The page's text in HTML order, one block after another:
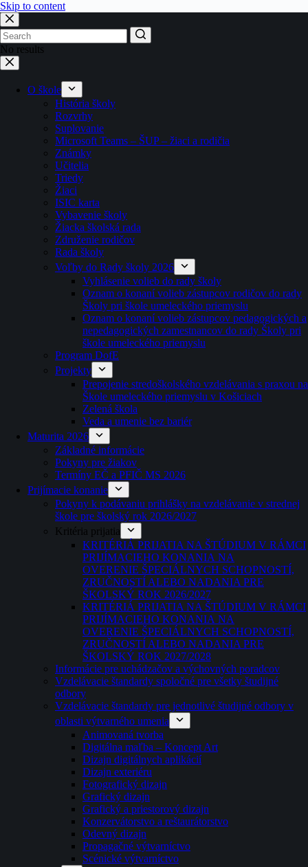
Skip to content
No results
O škole
História školy
Rozvrhy
Suplovanie
Microsoft Teams – ŠUP – žiaci a rodičia
Známky
Učitelia
Triedy
Žiaci
ISIC karta
Vybavenie školy
Žiacka školská rada
Združenie rodičov
Rada školy
Voľby do Rady školy 2026
Vyhlásenie volieb do rady školy
Oznam o konaní volieb zástupcov rodičov do rady
Školy pri škole umeleckého priemyslu
Oznam o konaní volieb zástupcov pedagogických a
nepedagogických zamestnancov do rady Školy pri
škole umeleckého priemyslu
Program DofE
Projekty
Prepojenie stredoškolského vzdelávania s praxou na
Škole umeleckého priemyslu v Košiciach
Zelená škola
Veda a umenie bez bariér
Maturita 2026
Základné informácie
Pokyny pre žiakov
Termíny EČ a PFIČ MS 2026
Prijímacie konanie
Pokyny k podávaniu prihlášky na vzdelávanie v strednej
škole pre školský rok 2026/2027
Kritéria prijatia
KRITÉRIÁ PRIJATIA NA ŠTÚDIUM V RÁMCI
PRIJÍMACIEHO KONANIA NA
OVERENIE ŠPECIÁLNYCH SCHOPNOSTÍ,
ZRUČNOSTÍ ALEBO NADANIA PRE
ŠKOLSKÝ ROK 2026/2027
KRITÉRIÁ PRIJATIA NA ŠTÚDIUM V RÁMCI
PRIJÍMACIEHO KONANIA NA
OVERENIE ŠPECIÁLNYCH SCHOPNOSTÍ,
ZRUČNOSTÍ ALEBO NADANIA PRE
ŠKOLSKÝ ROK 2027/2028
Informácie pre uchádzačov a výchovných poradcov
Vzdelávacie štandardy spoločné pre všetky študijné
odbory
Vzdelávacie štandardy pre jednotlivé študijné odbory v
oblasti výtvarného umenia
Animovaná tvorba
Digitálna maľba – Koncept Art
Dizajn digitálnych aplikácií
Dizajn exteriéru
Fotografický dizajn
Grafický dizajn
Grafický a priestorový dizajn
Konzervátorstvo a reštaurátorstvo
Odevný dizajn
Propagačné výtvarníctvo
Scénické výtvarníctvo